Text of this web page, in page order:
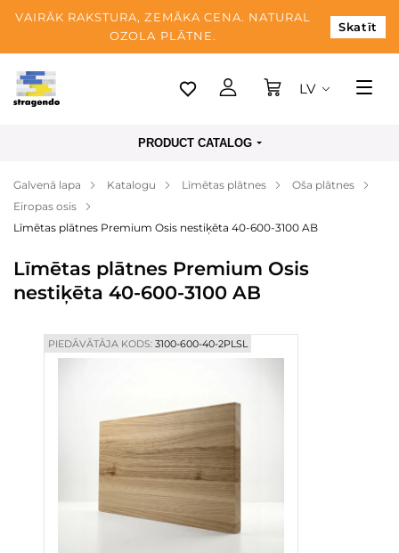
VAIRĀK RAKSTURA, ZEMĀKA CENA. NATURAL
OZOLA PLĀTNE.
Skatīt
Tallina
Apmaksa
Par mums
Blogs
Kontaktinformācija
LV
PRODUCT CATALOG
Galvenā lapa Katalogu Līmētas plātnes
Oša plātnes
Eiropas osis
Līmētas plātnes Premium Osis nestiķēta 40-600-3100 AB
Līmētas plātnes Premium Osis
nestiķēta 40-600-3100 AB
PIEDĀVĀTĀJA KODS:3100-600-40-2PLSL